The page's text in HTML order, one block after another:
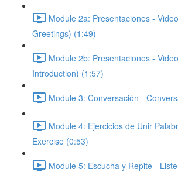
Module 2a: Presentaciones -
Greetings) (1:49)
Module 2b: Presentaciones -
Introduction) (1:57)
Module 3: Conversación -
Module 4: Ejercicios de Unir
Exercise (0:53)
Module 5: Escucha y Repite -